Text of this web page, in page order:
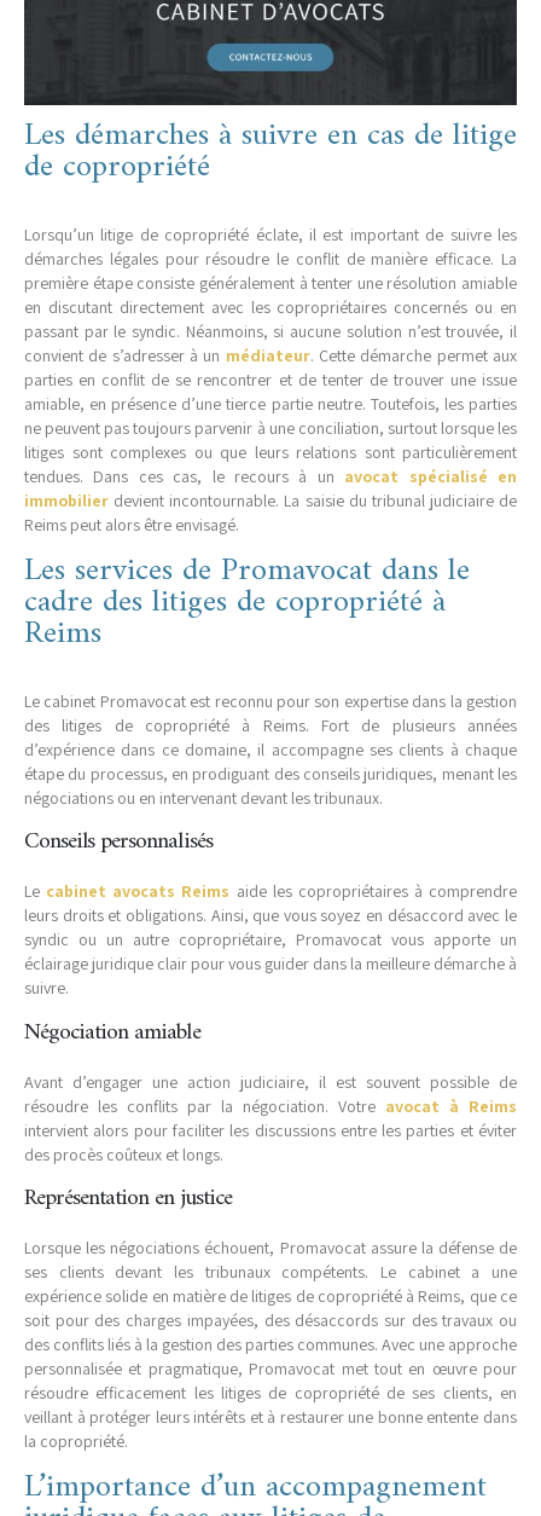
Les démarches à suivre en cas de litige
de copropriété
Lorsqu’un litige de copropriété éclate, il est important de suivre les
démarches légales pour résoudre le conflit de manière efficace. La
première étape consiste généralement à tenter une résolution amiable
en discutant directement avec les copropriétaires concernés ou en
passant par le syndic. Néanmoins, si aucune solution n’est trouvée, il
convient de s’adresser à un médiateur. Cette démarche permet aux
parties en conflit de se rencontrer et de tenter de trouver une issue
amiable, en présence d’une tierce partie neutre. Toutefois, les parties
ne peuvent pas toujours parvenir à une conciliation, surtout lorsque les
litiges sont complexes ou que leurs relations sont particulièrement
tendues. Dans ces cas, le recours à un avocat spécialisé en
immobilier devient incontournable. La saisie du tribunal judiciaire de
Reims peut alors être envisagé.
Les services de Promavocat dans le
cadre des litiges de copropriété à
Reims
Le cabinet Promavocat est reconnu pour son expertise dans la gestion
des litiges de copropriété à Reims. Fort de plusieurs années
d’expérience dans ce domaine, il accompagne ses clients à chaque
étape du processus, en prodiguant des conseils juridiques, menant les
négociations ou en intervenant devant les tribunaux.
Conseils personnalisés
Le cabinet avocats Reims aide les copropriétaires à comprendre
leurs droits et obligations. Ainsi, que vous soyez en désaccord avec le
syndic ou un autre copropriétaire, Promavocat vous apporte un
éclairage juridique clair pour vous guider dans la meilleure démarche à
suivre.
Négociation amiable
Avant d’engager une action judiciaire, il est souvent possible de
résoudre les conflits par la négociation. Votre avocat à Reims
intervient alors pour faciliter les discussions entre les parties et éviter
des procès coûteux et longs.
Représentation en justice
Lorsque les négociations échouent, Promavocat assure la défense de
ses clients devant les tribunaux compétents. Le cabinet a une
expérience solide en matière de litiges de copropriété à Reims, que ce
soit pour des charges impayées, des désaccords sur des travaux ou
des conflits liés à la gestion des parties communes. Avec une approche
personnalisée et pragmatique, Promavocat met tout en œuvre pour
résoudre efficacement les litiges de copropriété de ses clients, en
veillant à protéger leurs intérêts et à restaurer une bonne entente dans
la copropriété.
L’importance d’un accompagnement